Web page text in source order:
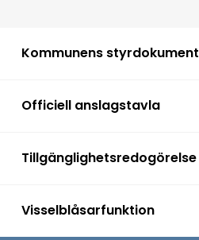
Kommunens styrdokument
Officiell anslagstavla
Tillgänglighetsredogörelse
Visselblåsarfunktion